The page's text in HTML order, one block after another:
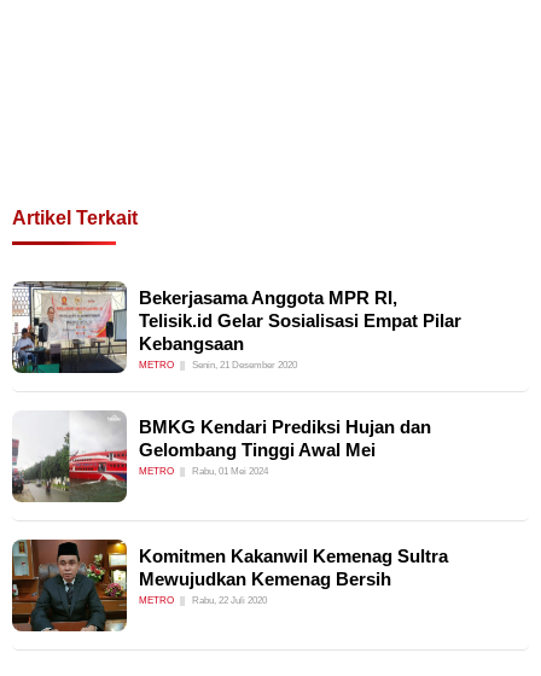
Artikel Terkait
Bekerjasama Anggota MPR RI,
Telisik.id Gelar Sosialisasi Empat Pilar
Kebangsaan
METRO Senin, 21 Desember 2020
BMKG Kendari Prediksi Hujan dan
Gelombang Tinggi Awal Mei
METRO Rabu, 01 Mei 2024
Komitmen Kakanwil Kemenag Sultra
Mewujudkan Kemenag Bersih
METRO Rabu, 22 Juli 2020